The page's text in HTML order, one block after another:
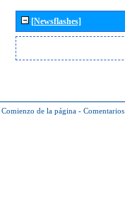
[Newsflashes]
Comienzo de la página - Comentarios